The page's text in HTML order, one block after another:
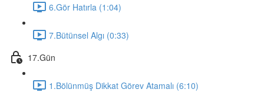
6.Gör Hatırla (1:04)
7.Bütünsel Algı (0:33)
17.Gün
1.Bölünmüş Dikkat Görev Atamalı (6:10)